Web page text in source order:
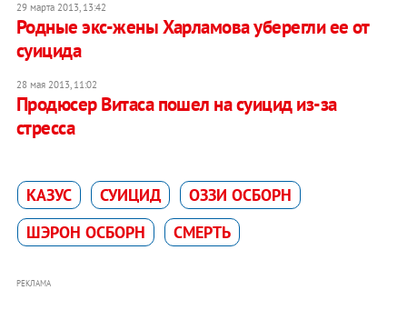
29 марта 2013, 13:42
Родные экс-жены Харламова уберегли ее от
суицида
28 мая 2013, 11:02
Продюсер Витаса пошел на суицид из-за
стресса
КАЗУС СУИЦИД
ОЗЗИ ОСБОРН
ШЭРОН ОСБОРН
СМЕРТЬ
РЕКЛАМА